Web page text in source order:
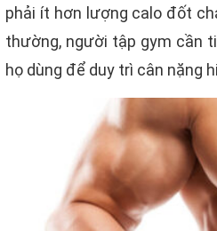
phải ít hơn lượng calo đốt
thường, người tập gym cần
họ dùng để duy trì cân nặng